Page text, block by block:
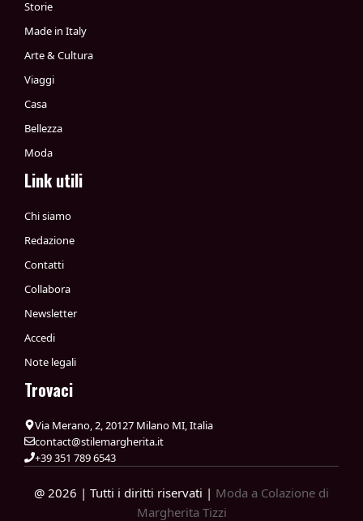
Storie
Made in Italy
Arte & Cultura
Viaggi
Casa
Bellezza
Moda
Link utili
Chi siamo
Redazione
Contatti
Collabora
Newsletter
Accedi
Note legali
Trovaci
Via Merano, 2, 20127 Milano MI, Italia
contact@stilemargherita.it
+39 351 789 6543
@ 2026 | Tutti i diritti riservati | Moda a Colazione di
Margherita Tizzi